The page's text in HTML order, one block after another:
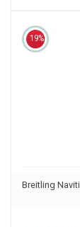
19%
Breitling